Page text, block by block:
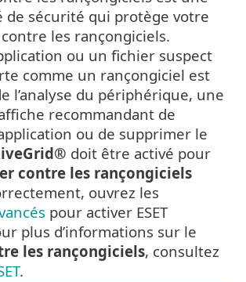
sécurité qui protège votre
les rançongiciels.
ou un fichier suspect
comme un rançongiciel est
l’analyse du périphérique, une
recommandant de
ou de supprimer le
doit être activé pour
contre les rançongiciels
ouvrez les
pour activer ESET
plus d’informations sur le
les rançongiciels, consultez
.